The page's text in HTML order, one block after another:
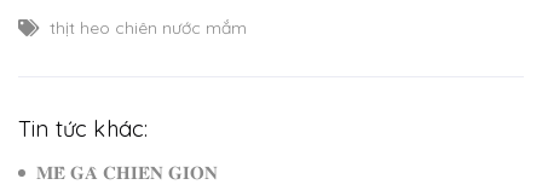
thịt heo chiên nước mắm
Tin tức khác:
𝐌𝐄̂̀ 𝐆𝐀̀ 𝐂𝐇𝐈𝐄̂𝐍 𝐆𝐈𝐎̀𝐍